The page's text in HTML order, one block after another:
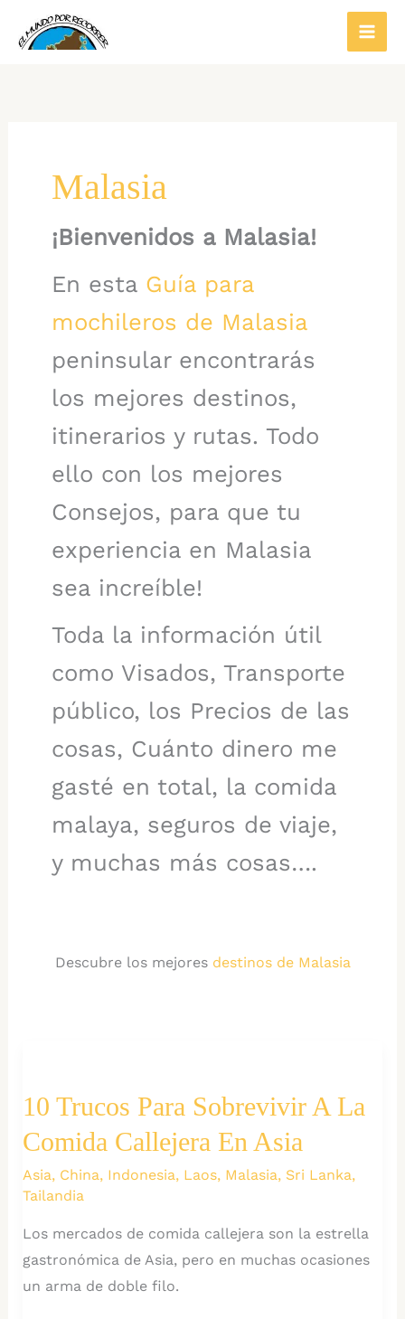
Malasia
¡Bienvenidos a Malasia!
En esta Guía para
mochileros de Malasia
peninsular encontrarás
los mejores destinos,
itinerarios y rutas. Todo
ello con los mejores
Consejos, para que tu
experiencia en Malasia
sea increíble!
Toda la información útil
como Visados, Transporte
público, los Precios de las
cosas, Cuánto dinero me
gasté en total, la comida
malaya, seguros de viaje,
y muchas más cosas….
Descubre los mejores destinos de Malasia
10 Trucos Para Sobrevivir A La
Comida Callejera En Asia
Asia, China, Indonesia, Laos, Malasia, Sri Lanka,
Tailandia
Los mercados de comida callejera son la estrella
gastronómica de Asia, pero en muchas ocasiones
un arma de doble filo.